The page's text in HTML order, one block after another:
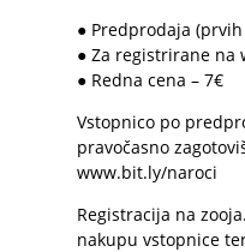
● Predprodaja (prvih
● Za registrirane na
● Redna cena – 7€
Vstopnico po
pravočasno
www.bit.ly/naroci
Registracija na
nakupu vstopnice